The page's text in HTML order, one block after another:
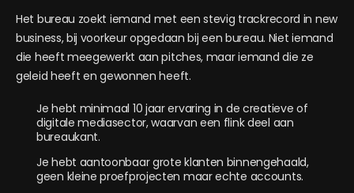
Het bureau zoekt iemand met een stevig trackrecord in new
business, bij voorkeur opgedaan bij een bureau. Niet iemand
die heeft meegewerkt aan pitches, maar iemand die ze
geleid heeft en gewonnen heeft.
Je hebt minimaal 10 jaar ervaring in de creatieve of
digitale mediasector, waarvan een flink deel aan
bureaukant.
Je hebt aantoonbaar grote klanten binnengehaald,
geen kleine proefprojecten maar echte accounts.